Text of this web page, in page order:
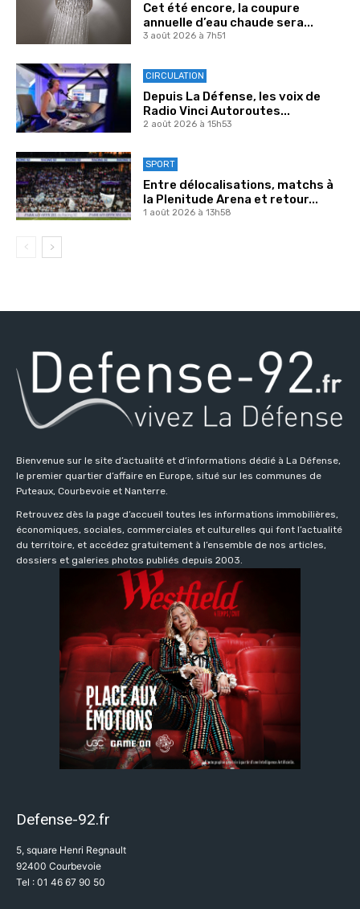
Cet été encore, la coupure
annuelle d’eau chaude sera...
3 août 2026 à 7h51
CIRCULATION
Depuis La Défense, les voix de
Radio Vinci Autoroutes...
2 août 2026 à 15h53
SPORT
Entre délocalisations, matchs à
la Plenitude Arena et retour...
1 août 2026 à 13h58
Bienvenue sur le site d’actualité et d’informations dédié à La Défense,
le premier quartier d’affaire en Europe, situé sur les communes de
Puteaux, Courbevoie et Nanterre.
Retrouvez dès la page d’accueil toutes les informations immobilières,
économiques, sociales, commerciales et culturelles qui font l’actualité
du territoire, et accédez gratuitement à l’ensemble de nos articles,
dossiers et galeries photos publiés depuis 2003.
Defense-92.fr
5, square Henri Regnault
92400 Courbevoie
Tel : 01 46 67 90 50